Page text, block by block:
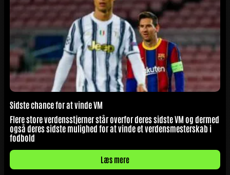
Sidste chance for at vinde VM
Flere store verdensstjerner står overfor deres sidste VM og dermed
også deres sidste mulighed for at vinde et verdensmesterskab i
fodbold
Læs mere